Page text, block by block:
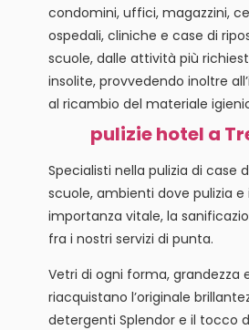
condomini, uffici, magazzini,
ospedali, cliniche e case di
scuole, dalle attività più
insolite, provvedendo inoltre
al ricambio del materiale
pulizie hotel a
Specialisti nella pulizia di case
scuole, ambienti dove pulizia e
importanza vitale, la
fra i nostri servizi di punta.
Vetri di ogni forma, grandezza
riacquistano l’originale
detergenti Splendor e il tocco